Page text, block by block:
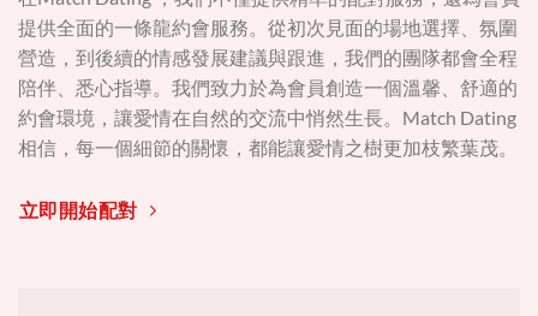
提供全面的一條龍約會服務。從初次見面的場地選擇、氛圍
營造，到後續的情感發展建議與跟進，我們的團隊都會全程
陪伴、悉心指導。我們致力於為會員創造一個溫馨、舒適的
約會環境，讓愛情在自然的交流中悄然生長。Match Dating
相信，每一個細節的關懷，都能讓愛情之樹更加枝繁葉茂。
立即開始配對